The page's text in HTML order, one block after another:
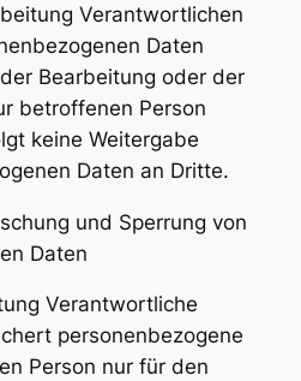
Verantwortlichen
Daten
Bearbeitung oder der
betroffenen Person
keine Weitergabe
Daten an Dritte.
und Sperrung von
Daten
Verantwortliche
personenbezogene
Person nur für den